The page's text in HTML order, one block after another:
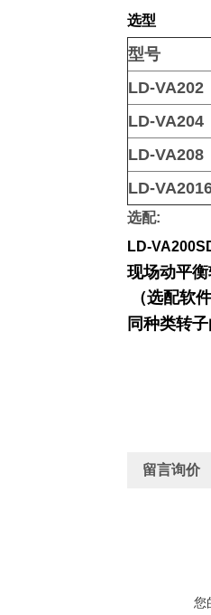
选型
型号
LD-VA202
LD-VA204
LD-VA208
LD-
选配:
LD-
现场动平
（选配软
同种类转
留言询价
您